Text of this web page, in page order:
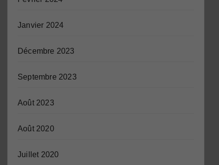
Janvier 2024
Décembre 2023
Septembre 2023
Août 2023
Août 2020
Juillet 2020